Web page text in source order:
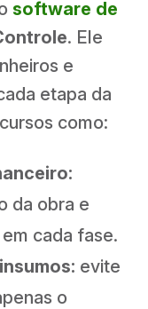
software de
. Ele
e
etapa da
como:
da obra e
cada fase.
evite
o